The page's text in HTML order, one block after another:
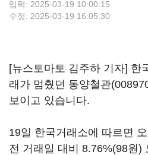
입력: 2025-03-19 10:00:15
수정: 2025-03-19 16:05:30
[뉴스토마토 김주하 기자] 한
래가 멈췄던 동양철관
보이고 있습니다.
19일 한국거래소에 따르면
전 거래일 대비 8.76%(98원)